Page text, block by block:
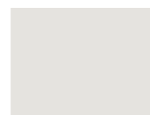
Sur l’étagère